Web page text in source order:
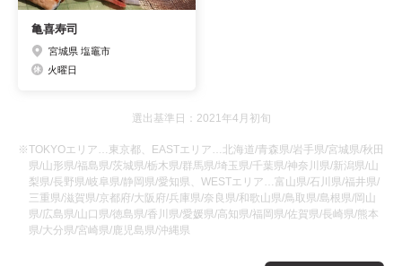
亀喜寿司
宮城県 塩竈市
火曜日
選出基準日：2021年4月初旬
※TOKYOエリア…東京都、EASTエリア…北海道/青森県/岩手県/宮城県/秋田
県/山形県/福島県/茨城県/栃木県/群馬県/埼玉県/千葉県/神奈川県/新潟県/山
梨県/長野県/岐阜県/静岡県/愛知県、WESTエリア…富山県/石川県/福井県/
三重県/滋賀県/京都府/大阪府/兵庫県/奈良県/和歌山県/鳥取県/島根県/岡山
県/広島県/山口県/徳島県/香川県/愛媛県/高知県/福岡県/佐賀県/長崎県/熊本
県/大分県/宮崎県/鹿児島県/沖縄県